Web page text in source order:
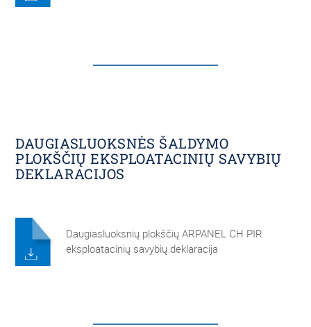
DAUGIASLUOKSNĖS ŠALDYMO
PLOKŠČIŲ EKSPLOATACINIŲ SAVYBIŲ
DEKLARACIJOS
Daugiasluoksnių plokščių ARPANEL CH PIR
eksploatacinių savybių deklaracija